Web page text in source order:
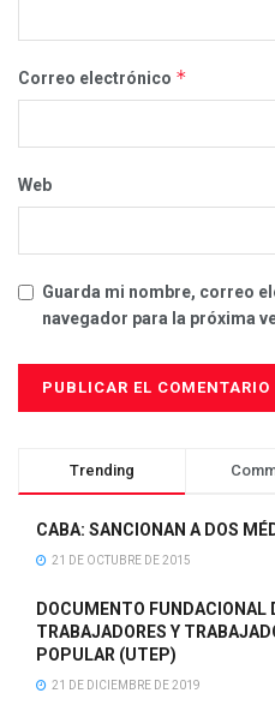
Correo electrónico *
Web
Guarda mi nombre, correo
navegador para la próxima
Trending
CABA: SANCIONAN A DOS
21 DE OCTUBRE DE 2015
DOCUMENTO FUNDACIONAL
TRABAJADORES Y
POPULAR (UTEP)
21 DE DICIEMBRE DE 2019